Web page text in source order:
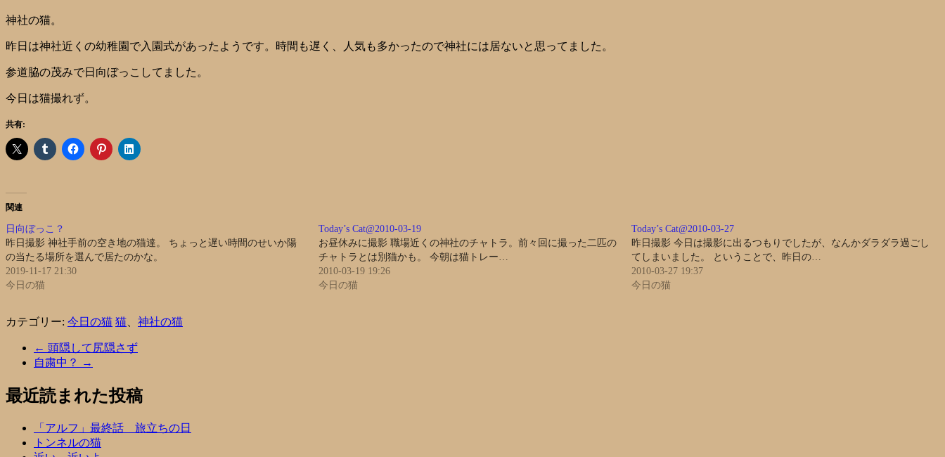
神社の猫。
昨日は神社近くの幼稚園で入園式があったようです。時間も遅く、人気も多かったので神社には居ないと思ってました。
参道脇の茂みで日向ぼっこしてました。
今日は猫撮れず。
共有:
関連
日向ぼっこ？
昨日撮影 神社手前の空き地の猫達。 ちょっと遅い時間のせいか陽
の当たる場所を選んで居たのかな。
2019-11-17 21:30
今日の猫
Today’s Cat@2010-03-19
お昼休みに撮影 職場近くの神社のチャトラ。前々回に撮った二匹の
チャトラとは別猫かも。 今朝は猫トレー…
2010-03-19 19:26
今日の猫
Today’s Cat@2010-03-27
昨日撮影 今日は撮影に出るつもりでしたが、なんかダラダラ過ごし
てしまいました。 ということで、昨日の…
2010-03-27 19:37
今日の猫
カテゴリー: 今日の猫 猫 神社の猫
← 頭隠して尻隠さず
自粛中？
→
最近読まれた投稿
「アルフ」最終話 旅立ちの日
トンネルの猫